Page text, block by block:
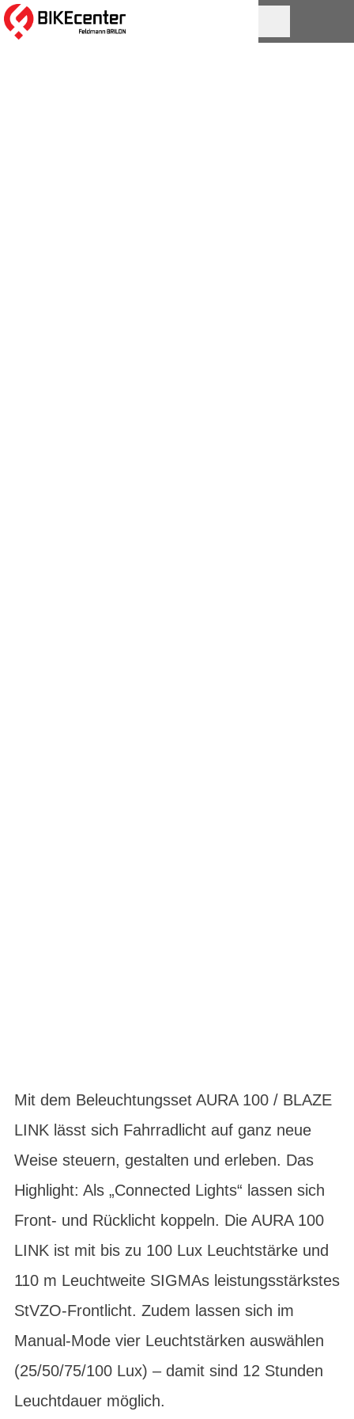
Mit dem Beleuchtungsset AURA 100 / BLAZE
LINK lässt sich Fahrradlicht auf ganz neue
Weise steuern, gestalten und erleben. Das
Highlight: Als „Connected Lights“ lassen sich
Front- und Rücklicht koppeln. Die AURA 100
LINK ist mit bis zu 100 Lux Leuchtstärke und
110 m Leuchtweite SIGMAs leistungsstärkstes
StVZO-Frontlicht. Zudem lassen sich im
Manual-Mode vier Leuchtstärken auswählen
(25/50/75/100 Lux) – damit sind 12 Stunden
Leuchtdauer möglich.